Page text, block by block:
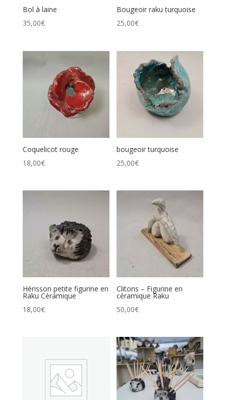
Bol à laine
35,00€
Bougeoir raku turquoise
25,00€
Coquelicot rouge
18,00€
bougeoir turquoise
25,00€
Hérisson petite figurine en
Raku Céramique
18,00€
Clitoris – Figurine en
céramique Raku
50,00€